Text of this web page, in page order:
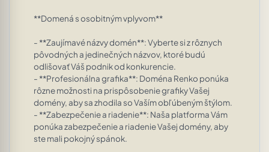
**Domená s osobitným vplyvom**
- **Zaujímavé názvy domén**: Vyberte si z rôznych
pôvodných a jedinečných názvov, ktoré budú
odlišovať Váš podnik od konkurencie.
- **Profesionálna grafika**: Doména Renko ponúka
rôzne možnosti na prispôsobenie grafiky Vašej
domény, aby sa zhodila so Vaším obľúbeným štýlom.
- **Zabezpečenie a riadenie**: Naša platforma Vám
ponúka zabezpečenie a riadenie Vašej domény, aby
ste mali pokojný spánok.